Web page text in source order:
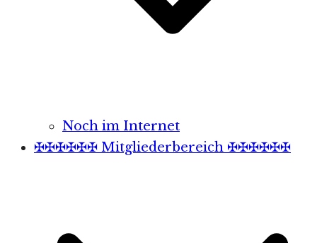
Noch im Internet
✠✠✠✠✠✠ Mitgliederbereich ✠✠✠✠✠✠